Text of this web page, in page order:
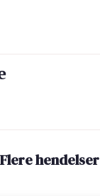
Flere hendelser